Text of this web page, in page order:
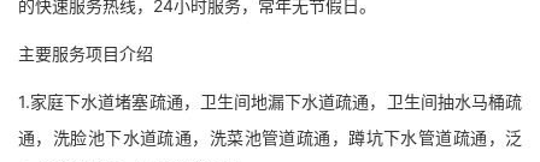
的快速服务热线，24小时服务，常年无节假日。
主要服务项目介绍
1.家庭下水道堵塞疏通，卫生间地漏下水道疏通，卫生间抽水马桶疏
通，洗脸池下水道疏通，洗菜池管道疏通，蹲坑下水管道疏通，泛